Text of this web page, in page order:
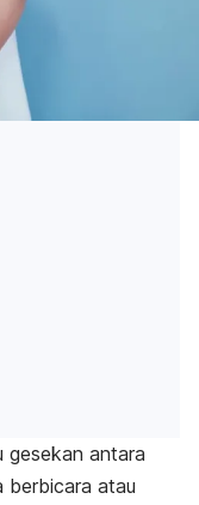
gesekan antara
berbicara atau